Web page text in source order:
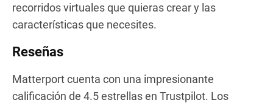
recorridos virtuales que quieras crear y las
características que necesites.
Reseñas
Matterport cuenta con una impresionante
calificación de 4.5 estrellas en Trustpilot. Los